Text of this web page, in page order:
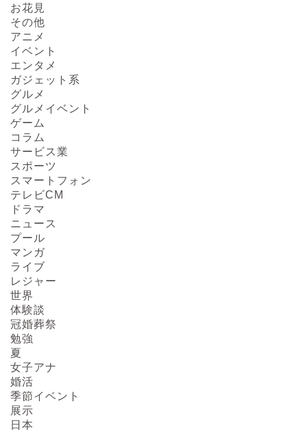
お花見
その他
アニメ
イベント
エンタメ
ガジェット系
グルメ
グルメイベント
ゲーム
コラム
サービス業
スポーツ
スマートフォン
テレビCM
ドラマ
ニュース
プール
マンガ
ライブ
レジャー
世界
体験談
冠婚葬祭
勉強
夏
女子アナ
婚活
季節イベント
展示
日本